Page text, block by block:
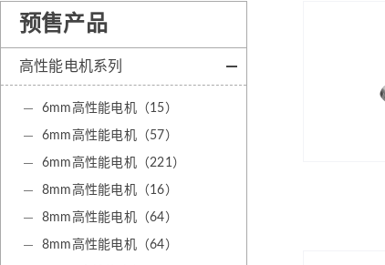
预售产品
高性能电机系列
6mm高性能电机（15）
6mm高性能电机（57）
6mm高性能电机（221）
8mm高性能电机（16）
8mm高性能电机（64）
8mm高性能电机（64）